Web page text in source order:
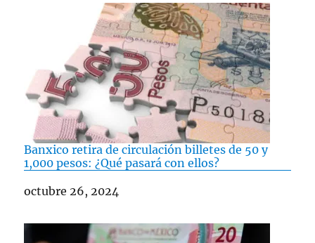
Banxico retira de circulación billetes de 50 y
1,000 pesos: ¿Qué pasará con ellos?
Fecha
octubre 26, 2024